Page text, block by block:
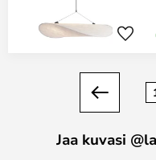
Edellinen
Jaa kuvasi